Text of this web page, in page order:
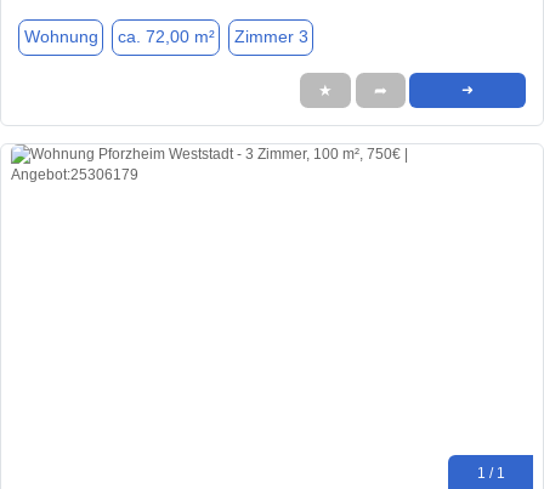
Wohnung ca. 72,00 m² Zimmer 3
★ ➦ ➜
1 / 1